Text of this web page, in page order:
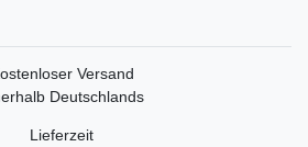
Versand
Deutschlands
Lieferzeit